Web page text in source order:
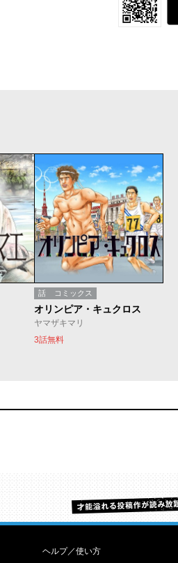
話 コミックス
オリンピア・キュクロス
ヤマザキマリ
3話無料
才能溢れ
ヘルプ／使い方